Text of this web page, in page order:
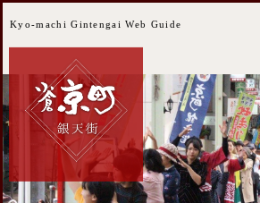
Kyo-machi Gintengai Web Guide